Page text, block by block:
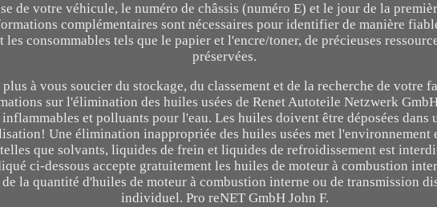
de votre véhicule, le numéro de châssis (numéro E) et le jour de la
complémentaires sont nécessaires pour identifier de manière
les consommables tels que le papier et l'encre/toner, de précieuses
préservées.
à vous soucier du stockage, du classement et de la recherche de votre
sur l'élimination des huiles usées de Renet Autoteile Netzwerk
et polluants pour l'eau. Les huiles doivent être déposées dans
Une élimination inappropriée des huiles usées met l'environnement
telles que solvants, liquides de frein et liquides de refroidissement est
ci-dessous accepte gratuitement les huiles de moteur à combustion
la quantité d'huiles de moteur à combustion interne ou de transmission
individuel. Pro reNET GmbH John F.